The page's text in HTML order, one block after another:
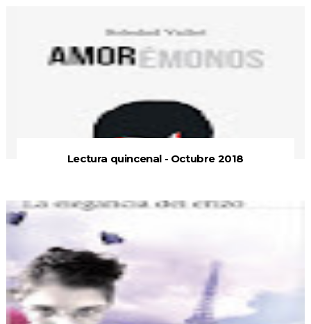
Lectura quincenal - Octubre 2018